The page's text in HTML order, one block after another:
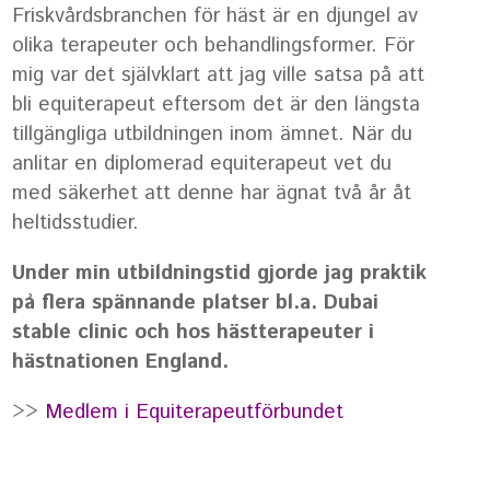
Friskvårdsbranchen för häst är en djungel av
olika terapeuter och behandlingsformer. För
mig var det självklart att jag ville satsa på att
bli equiterapeut eftersom det är den längsta
tillgängliga utbildningen inom ämnet. När du
anlitar en diplomerad equiterapeut vet du
med säkerhet att denne har ägnat två år åt
heltidsstudier.
Under min utbildningstid gjorde jag praktik
på flera spännande platser bl.a. Dubai
stable clinic och hos hästterapeuter i
hästnationen England.
>> Medlem i Equiterapeutförbundet